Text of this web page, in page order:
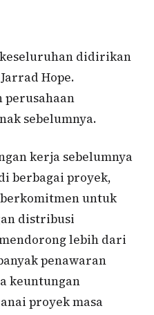
didirikan
Hope.
perusahaan
sebelumnya.
kerja sebelumnya
berbagai proyek,
untuk
distribusi
lebih dari
penawaran
keuntungan
proyek masa